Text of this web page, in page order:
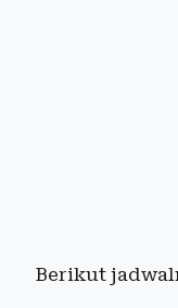
Berikut